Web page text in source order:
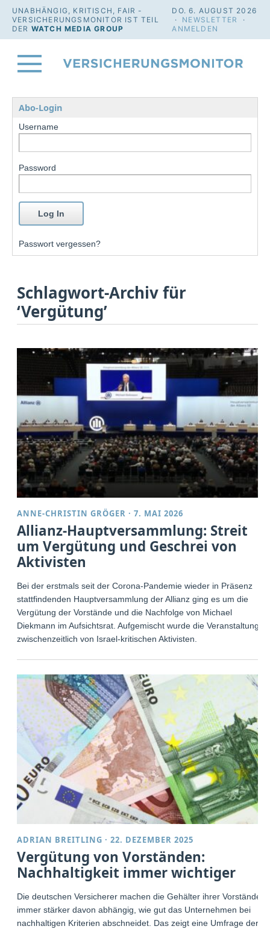
UNABHÄNGIG, KRITISCH, FAIR -
VERSICHERUNGSMONITOR IST TEIL
DER WATCH MEDIA GROUP
DO. 6. AUGUST 2026
· NEWSLETTER
·
ANMELDEN
Abo-Login
Username
Password
Passwort vergessen?
Schlagwort-Archiv für
‘Vergütung’
ANNE-CHRISTIN GRÖGER ·7. MAI 2026
Allianz-Hauptversammlung: Streit
um Vergütung und Geschrei von
Aktivisten
Bei der erstmals seit der Corona-Pandemie wieder in Präsenz
stattfindenden Hauptversammlung der Allianz ging es um die
Vergütung der Vorstände und die Nachfolge von Michael
Diekmann im Aufsichtsrat. Aufgemischt wurde die Veranstaltung
zwischenzeitlich von Israel-kritischen Aktivisten.
ADRIAN BREITLING ·22. DEZEMBER 2025
Vergütung von Vorständen:
Nachhaltigkeit immer wichtiger
Die deutschen Versicherer machen die Gehälter ihrer Vorstände
immer stärker davon abhängig, wie gut das Unternehmen bei
nachhaltigen Kriterien abschneidet. Das zeigt eine Umfrage der